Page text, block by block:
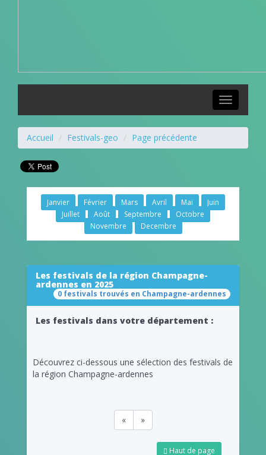
Toggle
navigation
Accueil Festivals-geo Page précédente
Janvier Février Mars Avril Mai
Juin
Juillet
Août Septembre
Octobre
Novembre
Decembre
Les festivals de la région Champagne-
ardennes en 2025
0 festivals trouvés en Champagne-ardennes
Les festivals dans votre département :
Découvrez ci-dessous une sélection des festivals de
la région Champagne-ardennes
« »
Haut de page